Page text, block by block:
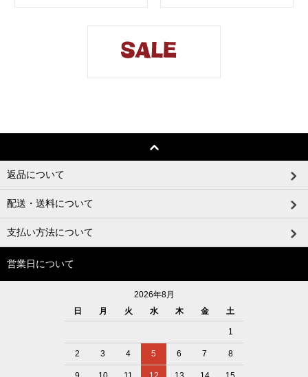
返品について
配送・送料について
支払い方法について
営業日について
2026年8月
日
月 火 水 木 金 土
1
2 3 4 5 6 7 8